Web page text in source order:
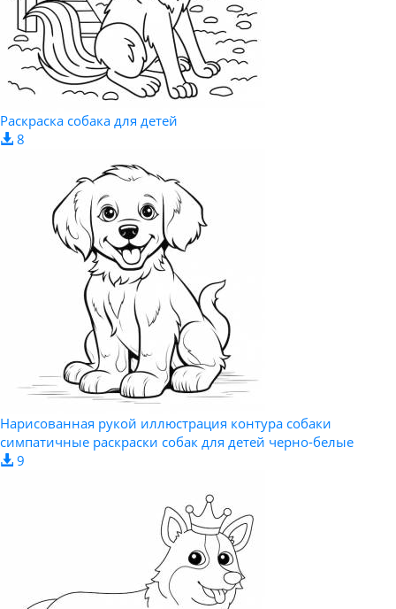
Раскраска собака для детей
8
Нарисованная рукой иллюстрация контура собаки
симпатичные раскраски собак для детей черно-белые
9